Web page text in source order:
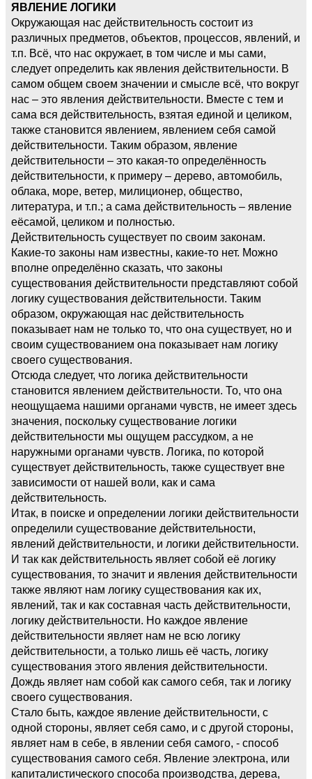
ЯВЛЕНИЕ ЛОГИКИ
Окружающая нас действительность состоит из
различных предметов, объектов, процессов, явлений, и
т.п. Всё, что нас окружает, в том числе и мы сами,
следует определить как явления действительности. В
самом общем своем значении и смысле всё, что вокруг
нас – это явления действительности. Вместе с тем и
сама вся действительность, взятая единой и целиком,
также становится явлением, явлением себя самой
действительности. Таким образом, явление
действительности – это какая-то определённость
действительности, к примеру – дерево, автомобиль,
облака, море, ветер, милиционер, общество,
литература, и т.п.; а сама действительность – явление
еёсамой, целиком и полностью.
Действительность существует по своим законам.
Какие-то законы нам известны, какие-то нет. Можно
вполне определённо сказать, что законы
существования действительности представляют собой
логику существования действительности. Таким
образом, окружающая нас действительность
показывает нам не только то, что она существует, но и
своим существованием она показывает нам логику
своего существования.
Отсюда следует, что логика действительности
становится явлением действительности. То, что она
неощущаема нашими органами чувств, не имеет здесь
значения, поскольку существование логики
действительности мы ощущем рассудком, а не
наружными органами чувств. Логика, по которой
существует действительность, также существует вне
зависимости от нашей воли, как и сама
действительность.
Итак, в поиске и определении логики действительности
определили существование действительности,
явлений действительности, и логики действительности.
И так как действительность являет собой её логику
существования, то значит и явления действительности
также являют нам логику существования как их,
явлений, так и как составная часть действительности,
логику действительности. Но каждое явление
действительности являет нам не всю логику
действительности, а только лишь её часть, логику
существования этого явления действительности.
Дождь являет нам собой как самого себя, так и логику
своего существования.
Стало быть, каждое явление действительности, с
одной стороны, являет себя само, и с другой стороны,
являет нам в себе, в явлении себя самого, - способ
существования самого себя. Явление электрона, или
капиталистического способа производства, дерева,